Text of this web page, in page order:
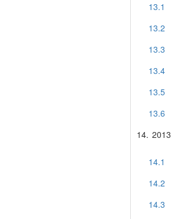
13.1
13.2
13.3
13.4
13.5
13.6
14. 2013
14.1
14.2
14.3